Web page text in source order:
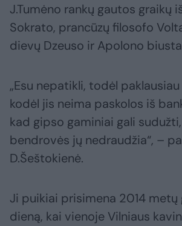
J.Tumėno rankų gautos graikų
Sokrato, prancūzų filosofo
dievų Dzeuso ir Apolono
„Esu nepatikli, todėl paklausiau
kodėl jis neima paskolos iš
kad gipso gaminiai gali
bendrovės jų nedraudžia“, –
D.Šeštokienė.
Ji puikiai prisimena 2014 metų
dieną, kai vienoje Vilniaus